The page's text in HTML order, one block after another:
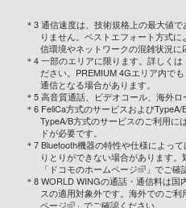
＊3 通信速度は、技術規格上の最大値
りません。ベストエフォート方式
信環境やネットワークの混雑状況に
＊4 一部のエリアに限ります。詳しくは
ださい。PREMIUM 4Gエリア内で
通信となる場合があります。
＊5 高音質通話、ビデオコール、海外ロ
＊6 FeliCa方式のサービスおよび
TypeA/B方式のサービスのご利用に
ドが必要です。
＊7 Bluetooth機器の特性や仕様によっ
りとりができない場合があります
「 ドコモのホームページ
」でご確
＊8 WORLD WINGの通話・通信料は
スの適用対象外です。海外でのご
ページ
」でご確認ください。